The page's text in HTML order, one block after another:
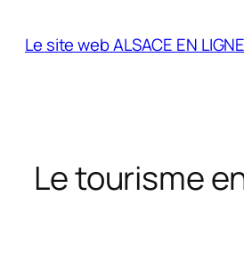
Le site web ALSACE EN LIGNE
Le tourisme